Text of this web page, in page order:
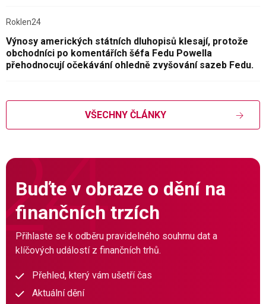
Roklen24
Výnosy amerických státních dluhopisů klesají, protože
obchodníci po komentářích šéfa Fedu Powella
přehodnocují očekávání ohledně zvyšování sazeb Fedu.
VŠECHNY ČLÁNKY
Buďte v obraze o dění na
finančních trzích
Přihlaste se k odběru pravidelného souhrnu dat a
klíčových událostí z finančních trhů.
Přehled, který vám ušetří čas
Aktuální dění